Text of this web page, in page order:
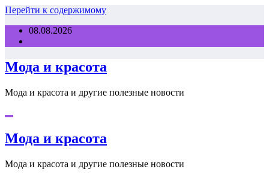
Перейти к содержимому
08.08.2026
Мода и красота
Мода и красота и другие полезные новости
Мода и красота
Мода и красота и другие полезные новости